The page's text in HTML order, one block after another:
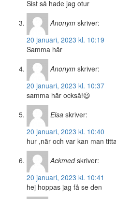
Sist så hade jag otur
Anonym skriver:
20 januari, 2023 kl. 10:19
Samma här
Anonym skriver:
20 januari, 2023 kl. 10:37
samma här också!😃
Elsa skriver:
20 januari, 2023 kl. 10:40
hur ,när och var kan man
Ackmed skriver:
20 januari, 2023 kl. 10:41
hej hoppas jag få se den